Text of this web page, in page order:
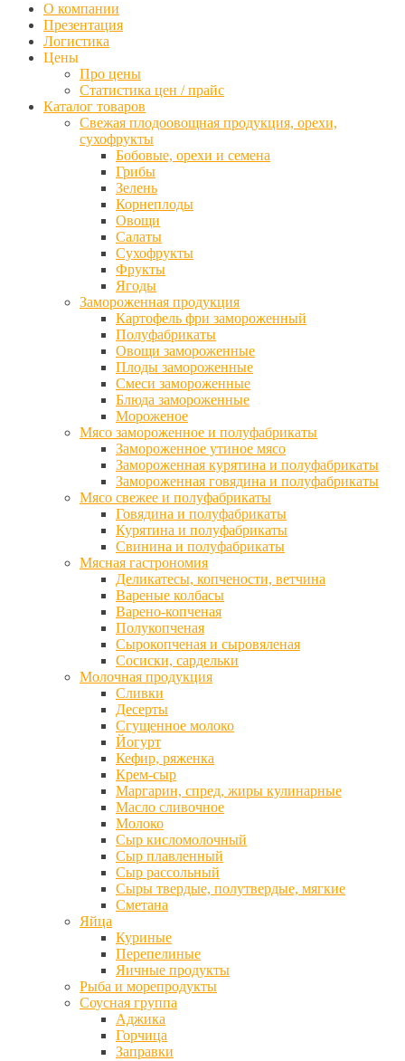
О компании
Презентация
Логистика
Цены
Про цены
Статистика цен / прайс
Каталог товаров
Свежая плодоовощная продукция, орехи,
сухофрукты
Бобовые, орехи и семена
Грибы
Зелень
Корнеплоды
Овощи
Салаты
Сухофрукты
Фрукты
Ягоды
Замороженная продукция
Картофель фри замороженный
Полуфабрикаты
Овощи замороженные
Плоды замороженные
Смеси замороженные
Блюда замороженные
Мороженое
Мясо замороженное и полуфабрикаты
Замороженное утиное мясо
Замороженная курятина и полуфабрикаты
Замороженная говядина и полуфабрикаты
Мясо свежее и полуфабрикаты
Говядина и полуфабрикаты
Курятина и полуфабрикаты
Свинина и полуфабрикаты
Мясная гастрономия
Деликатесы, копчености, ветчина
Вареные колбасы
Варено-копченая
Полукопченая
Сырокопченая и сыровяленая
Сосиски, сардельки
Молочная продукция
Сливки
Десерты
Сгущенное молоко
Йогурт
Кефир, ряженка
Крем-сыр
Маргарин, спред, жиры кулинарные
Масло сливочное
Молоко
Сыр кисломолочный
Сыр плавленный
Сыр рассольный
Сыры твердые, полутвердые, мягкие
Сметана
Яйца
Куриные
Перепелиные
Яичные продукты
Рыба и морепродукты
Соусная группа
Аджика
Горчица
Заправки